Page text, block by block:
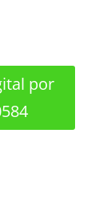
por